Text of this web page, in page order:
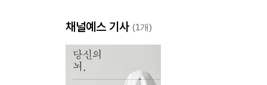
8_『심슨 가족』과 초아이러니, 그리고 삶의 의미 /
9_성정치학으로 본 『심슨 가족』 / 데일 E. 스노,
3부 『심슨 가족』과 삶의 윤리
채널예스 기사 (1개)